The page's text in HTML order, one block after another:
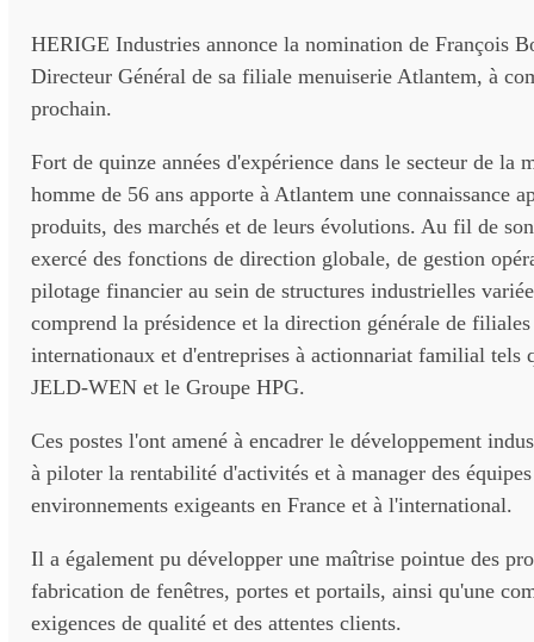
HERIGE Industries annonce la nomination de François
Directeur Général de sa filiale menuiserie Atlantem, à
prochain.
Fort de quinze années d'expérience dans le secteur de la
homme de 56 ans apporte à Atlantem une connaissance
produits, des marchés et de leurs évolutions. Au fil de
exercé des fonctions de direction globale, de gestion
pilotage financier au sein de structures industrielles
comprend la présidence et la direction générale de
internationaux et d'entreprises à actionnariat familial tels
JELD-WEN et le Groupe HPG.
Ces postes l'ont amené à encadrer le développement
à piloter la rentabilité d'activités et à manager des équipes
environnements exigeants en France et à l'international.
Il a également pu développer une maîtrise pointue des
fabrication de fenêtres, portes et portails, ainsi qu'une
exigences de qualité et des attentes clients.